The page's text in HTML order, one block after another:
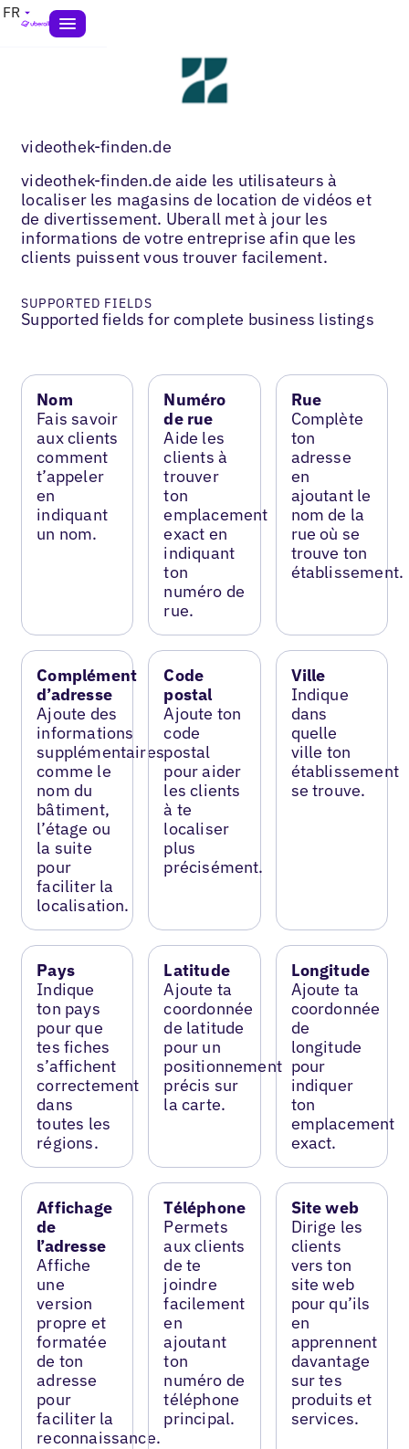
FR
videothek-finden.de
videothek-finden.de aide les utilisateurs à
localiser les magasins de location de vidéos et
de divertissement. Uberall met à jour les
informations de votre entreprise afin que les
clients puissent vous trouver facilement.
SUPPORTED FIELDS
Supported fields for complete business listings
Nom
Fais savoir
aux clients
comment
t’appeler
en
indiquant
un nom.
Numéro
de rue
Aide les
clients à
trouver
ton
emplacement
exact en
indiquant
ton
numéro de
rue.
Rue
Complète
ton
adresse
en
ajoutant le
nom de la
rue où se
trouve ton
établissement.
Complément
d’adresse
Ajoute des
informations
supplémentaires
comme le
nom du
bâtiment,
l’étage ou
la suite
pour
faciliter la
localisation.
Code
postal
Ajoute ton
code
postal
pour aider
les clients
à te
localiser
plus
précisément.
Ville
Indique
dans
quelle
ville ton
établissement
se trouve.
Pays
Indique
ton pays
pour que
tes fiches
s’affichent
correctement
dans
toutes les
régions.
Latitude
Ajoute ta
coordonnée
de latitude
pour un
positionnement
précis sur
la carte.
Longitude
Ajoute ta
coordonnée
de
longitude
pour
indiquer
ton
emplacement
exact.
Affichage
de
l’adresse
Affiche
une
version
propre et
formatée
de ton
adresse
pour
faciliter la
reconnaissance.
Téléphone
Permets
aux clients
de te
joindre
facilement
en
ajoutant
ton
numéro de
téléphone
principal.
Site web
Dirige les
clients
vers ton
site web
pour qu’ils
en
apprennent
davantage
sur tes
produits et
services.